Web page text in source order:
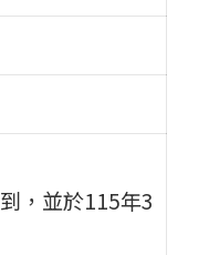
，並於115年3